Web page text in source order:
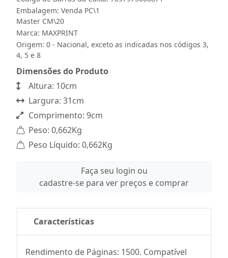
Embalagem: Venda PC\1
Master CM\20
Marca: MAXPRINT
Origem: 0 - Nacional, exceto as indicadas nos códigos 3,
4, 5 e 8
Dimensões do Produto
Altura: 10cm
Largura: 31cm
Comprimento: 9cm
Peso: 0,662Kg
Peso Líquido: 0,662Kg
Faça seu login ou
cadastre-se para ver preços e comprar
Características
Rendimento de Páginas: 1500. Compatível